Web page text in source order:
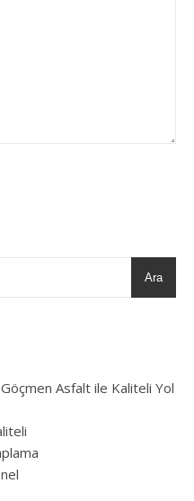
Ara
Asfalt ile Kaliteli Yol